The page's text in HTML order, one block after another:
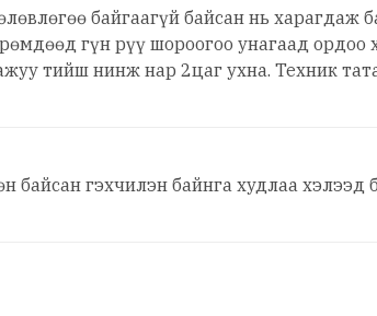
байгаагүй байсан нь харагдаж
гүн рүү шороогоо унагаад
тийш нинж нар 2цаг ухна. Техник
байсан гэхчилэн байнга худлаа хэлээд